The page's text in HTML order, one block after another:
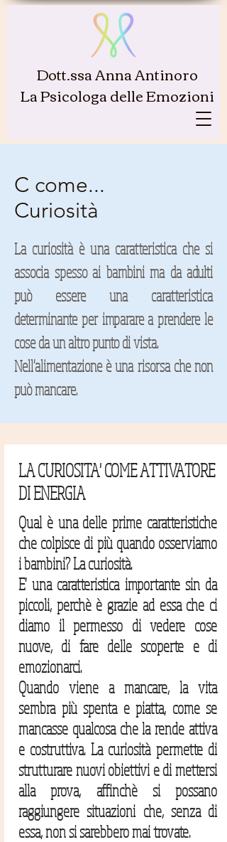
Dott.ssa Anna Antinoro
La Psicologa delle Emozioni
C come...
Curiosità
La curiosità è una caratteristica che si
associa spesso ai bambini ma da adulti
può essere una caratteristica
determinante per imparare a prendere le
cose da un altro punto di vista.
Nell'alimentazione è una risorsa che non
può mancare.
LA CURIOSITA' COME ATTIVATORE
DI ENERGIA
Qual è una delle prime caratteristiche
che colpisce di più quando osserviamo
i bambini? La curiosità.
E' una caratteristica importante sin da
piccoli, perchè è grazie ad essa che ci
diamo il permesso di vedere cose
nuove, di fare delle scoperte e di
emozionarci.
Quando viene a mancare, la vita
sembra più spenta e piatta, come se
mancasse qualcosa che la rende attiva
e costruttiva. La curiosità permette di
strutturare nuovi obiettivi e di mettersi
alla prova, affinchè si possano
raggiungere situazioni che, senza di
essa, non si sarebbero mai trovate.